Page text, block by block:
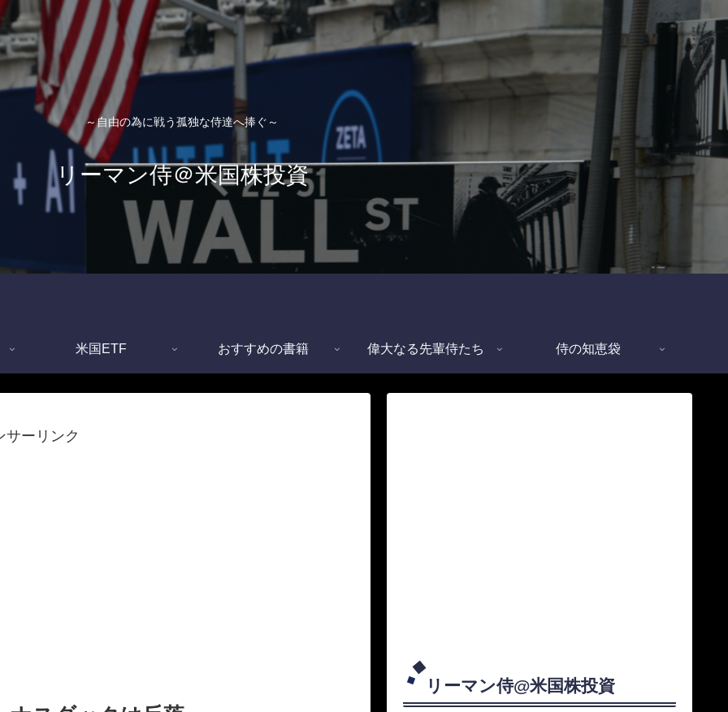
～自由の為に戦う孤独な侍達へ捧ぐ～
リーマン侍＠米国株投資
米国ETF おすすめの書籍 偉大なる先輩侍たち 侍の知恵袋
サーリンク
リーマン侍@米国株投資